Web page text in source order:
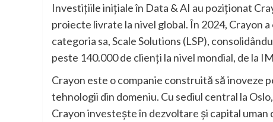
Investițiile inițiale în Data & AI au poziționat
proiecte livrate la nivel global. În 2024, Crayon
categoria sa, Scale Solutions (LSP),
peste 140.000 de clienți la nivel mondial, de la
Crayon este o companie construită să inoveze
tehnologii din domeniu. Cu sediul central la
Crayon investește în dezvoltare și capital